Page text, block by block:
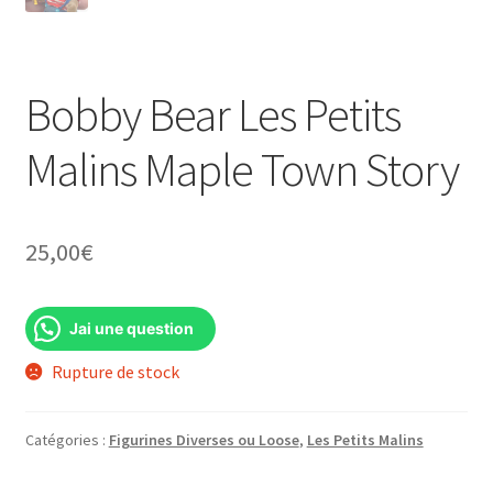
Bobby Bear Les Petits
Malins Maple Town Story
25,00€
Jai une question
Rupture de stock
Catégories : Figurines Diverses ou Loose, Les Petits Malins